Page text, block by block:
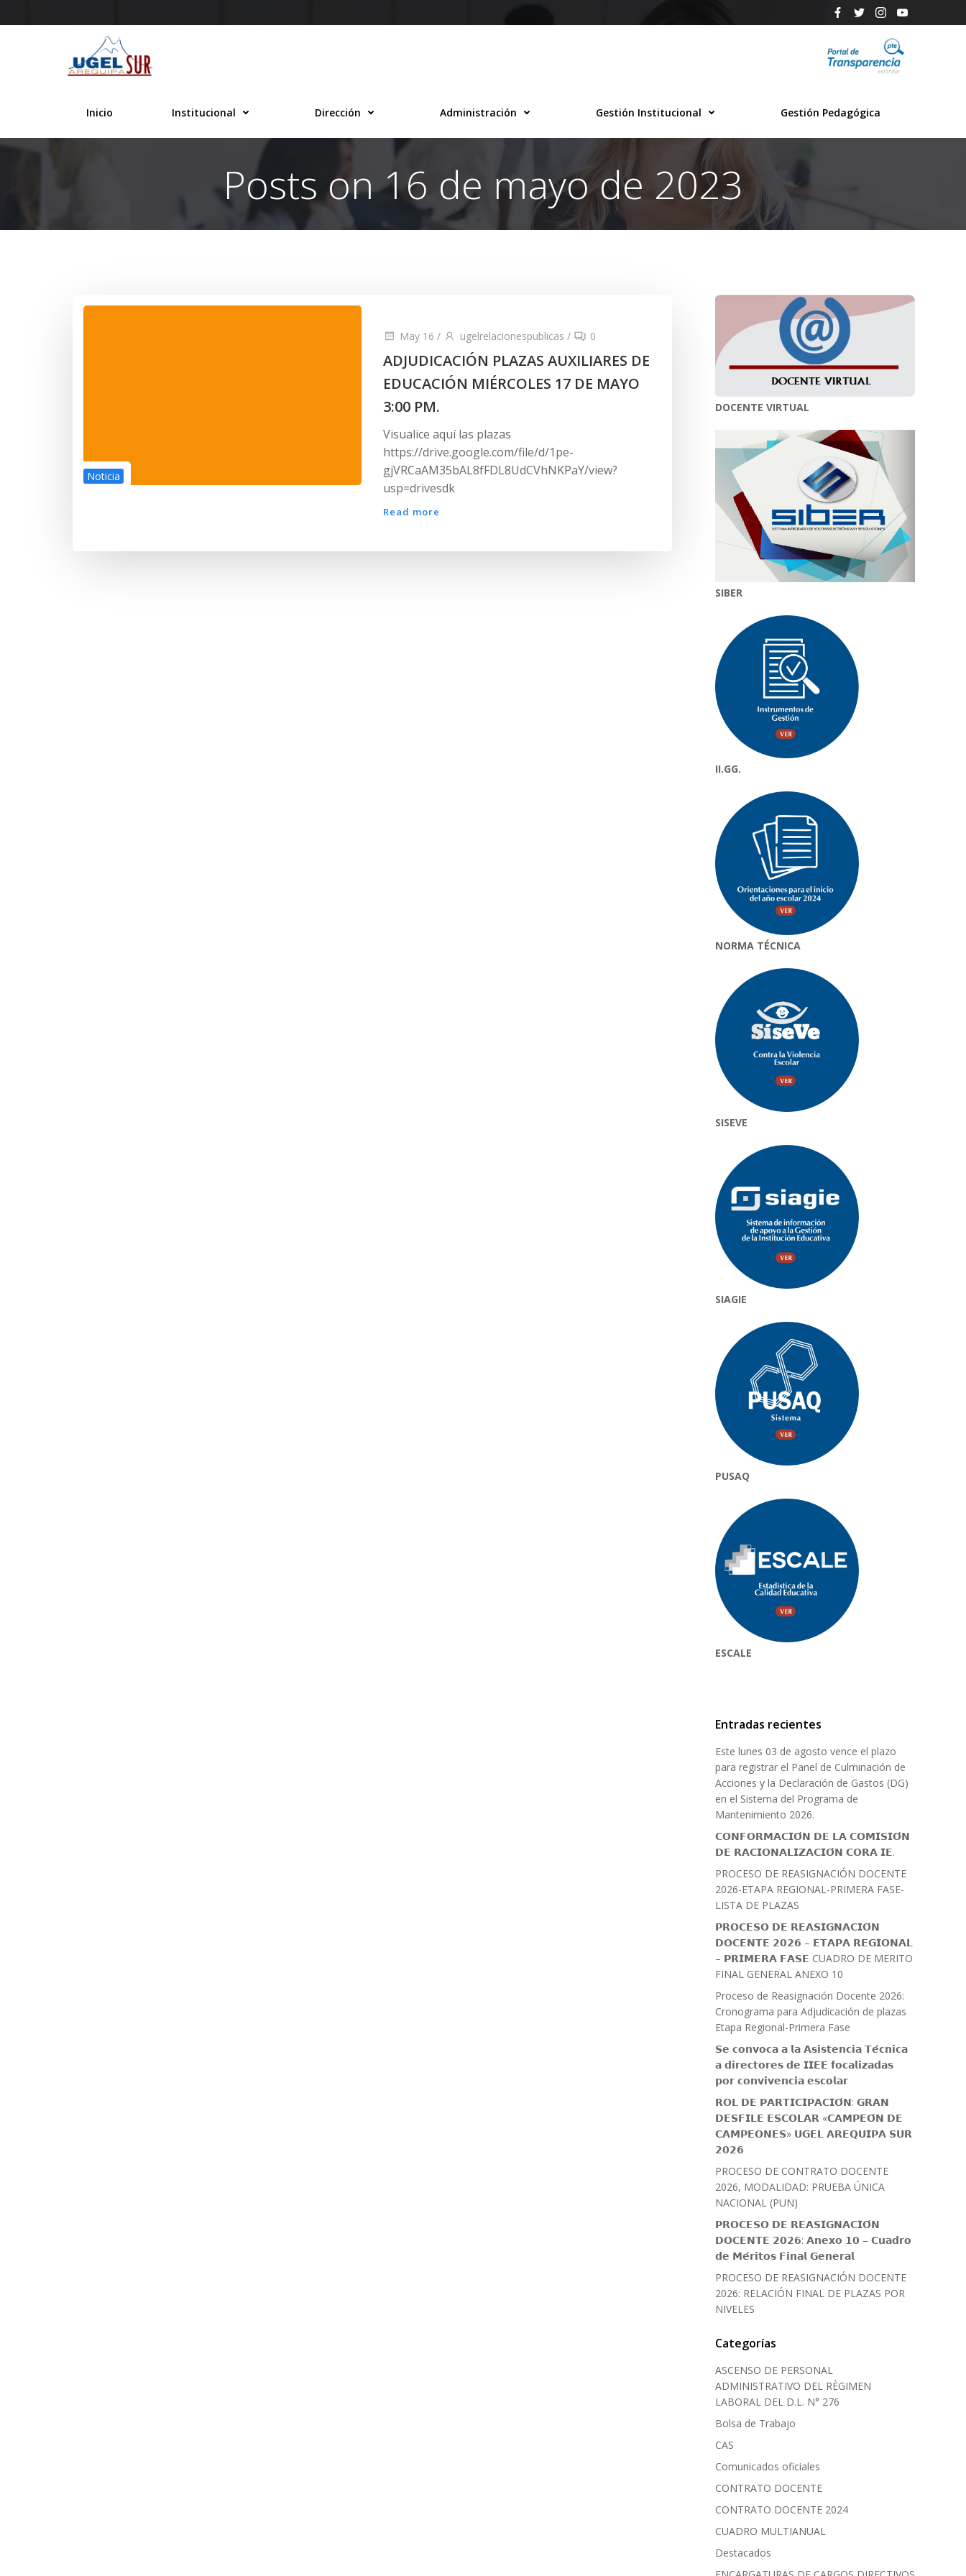
al
Inicio Institucional Dirección Administración Gestión Institucional Gestión Pedagógica
Posts on 16 de mayo de 2023
Noticia
May 16 / ugelrelacionespublicas / 0
ADJUDICACIÓN PLAZAS AUXILIARES DE
EDUCACIÓN MIÉRCOLES 17 DE MAYO
3:00 PM.
Visualice aquí las plazas
https://drive.google.com/file/d/1pe-
gjVRCaAM35bAL8fFDL8UdCVhNKPaY/view?
usp=drivesdk
Read more
DOCENTE VIRTUAL
SIBER
II.GG.
NORMA TÉCNICA
SISEVE
SIAGIE
PUSAQ
ESCALE
Entradas recientes
Este lunes 03 de agosto vence el plazo
para registrar el Panel de Culminación de
Acciones y la Declaración de Gastos (DG)
en el Sistema del Programa de
Mantenimiento 2026.
𝗖𝗢𝗡𝗙𝗢𝗥𝗠𝗔𝗖𝗜𝗢́𝗡 𝗗𝗘 𝗟𝗔 𝗖𝗢𝗠𝗜𝗦𝗜𝗢́𝗡
𝗗𝗘 𝗥𝗔𝗖𝗜𝗢𝗡𝗔𝗟𝗜𝗭𝗔𝗖𝗜𝗢́𝗡 𝗖𝗢𝗥𝗔 𝗜𝗘.
PROCESO DE REASIGNACIÓN DOCENTE
2026-ETAPA REGIONAL-PRIMERA FASE-
LISTA DE PLAZAS
𝗣𝗥𝗢𝗖𝗘𝗦𝗢 𝗗𝗘 𝗥𝗘𝗔𝗦𝗜𝗚𝗡𝗔𝗖𝗜𝗢́𝗡
𝗗𝗢𝗖𝗘𝗡𝗧𝗘 𝟮𝟬𝟮𝟲 – 𝗘𝗧𝗔𝗣𝗔 𝗥𝗘𝗚𝗜𝗢𝗡𝗔𝗟
– 𝗣𝗥𝗜𝗠𝗘𝗥𝗔 𝗙𝗔𝗦𝗘 CUADRO DE MERITO
FINAL GENERAL ANEXO 10
Proceso de Reasignación Docente 2026:
Cronograma para Adjudicación de plazas
Etapa Regional-Primera Fase
𝗦𝗲 𝗰𝗼𝗻𝘃𝗼𝗰𝗮 𝗮 𝗹𝗮 𝗔𝘀𝗶𝘀𝘁𝗲𝗻𝗰𝗶𝗮 𝗧𝗲́𝗰𝗻𝗶𝗰𝗮
𝗮 𝗱𝗶𝗿𝗲𝗰𝘁𝗼𝗿𝗲𝘀 𝗱𝗲 𝗜𝗜𝗘𝗘 𝗳𝗼𝗰𝗮𝗹𝗶𝘇𝗮𝗱𝗮𝘀
𝗽𝗼𝗿 𝗰𝗼𝗻𝘃𝗶𝘃𝗲𝗻𝗰𝗶𝗮 𝗲𝘀𝗰𝗼𝗹𝗮𝗿
𝗥𝗢𝗟 𝗗𝗘 𝗣𝗔𝗥𝗧𝗜𝗖𝗜𝗣𝗔𝗖𝗜𝗢́𝗡: 𝗚𝗥𝗔𝗡
𝗗𝗘𝗦𝗙𝗜𝗟𝗘 𝗘𝗦𝗖𝗢𝗟𝗔𝗥 «𝗖𝗔𝗠𝗣𝗘𝗢́𝗡 𝗗𝗘
𝗖𝗔𝗠𝗣𝗘𝗢𝗡𝗘𝗦» 𝗨𝗚𝗘𝗟 𝗔𝗥𝗘𝗤𝗨𝗜𝗣𝗔 𝗦𝗨𝗥
𝟮𝟬𝟮𝟲
PROCESO DE CONTRATO DOCENTE
2026, MODALIDAD: PRUEBA ÚNICA
NACIONAL (PUN)
𝗣𝗥𝗢𝗖𝗘𝗦𝗢 𝗗𝗘 𝗥𝗘𝗔𝗦𝗜𝗚𝗡𝗔𝗖𝗜𝗢́𝗡
𝗗𝗢𝗖𝗘𝗡𝗧𝗘 𝟮𝟬𝟮𝟲: 𝗔𝗻𝗲𝘅𝗼 𝟭𝟬 – 𝗖𝘂𝗮𝗱𝗿𝗼
𝗱𝗲 𝗠𝗲́𝗿𝗶𝘁𝗼𝘀 𝗙𝗶𝗻𝗮𝗹 𝗚𝗲𝗻𝗲𝗿𝗮𝗹
PROCESO DE REASIGNACIÓN DOCENTE
2026: RELACIÓN FINAL DE PLAZAS POR
NIVELES
Categorías
ASCENSO DE PERSONAL
ADMINISTRATIVO DEL RÈGIMEN
LABORAL DEL D.L. N° 276
Bolsa de Trabajo
CAS
Comunicados oficiales
CONTRATO DOCENTE
CONTRATO DOCENTE 2024
CUADRO MULTIANUAL
Destacados